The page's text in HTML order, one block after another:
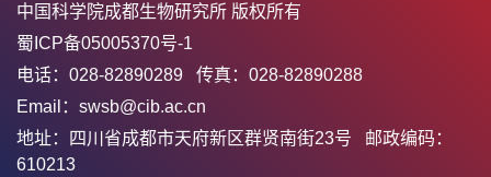
中国科学院成都生物研究所 版权所有
蜀ICP备05005370号-1
电话：028-82890289 传真：028-82890288
Email：swsb@cib.ac.cn
地址：四川省成都市天府新区群贤南街23号 邮政编码：
610213